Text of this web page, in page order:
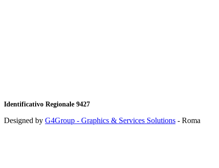
Identificativo Regionale 9427
Designed by G4Group - Graphics & Services Solutions - Roma